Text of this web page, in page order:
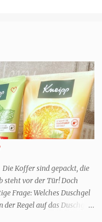
Koffer sind gepackt, die
steht vor der Tür! Doch
Frage: Welches Duschgel
der Regel auf das Duschgel